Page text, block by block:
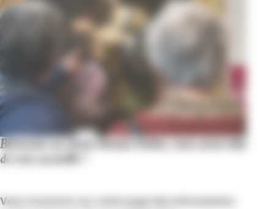
Bienvenue au musée Bonnat-Helleu, nous avons hâte
de vous accueillir !
Vous trouverez sur cette page des informations